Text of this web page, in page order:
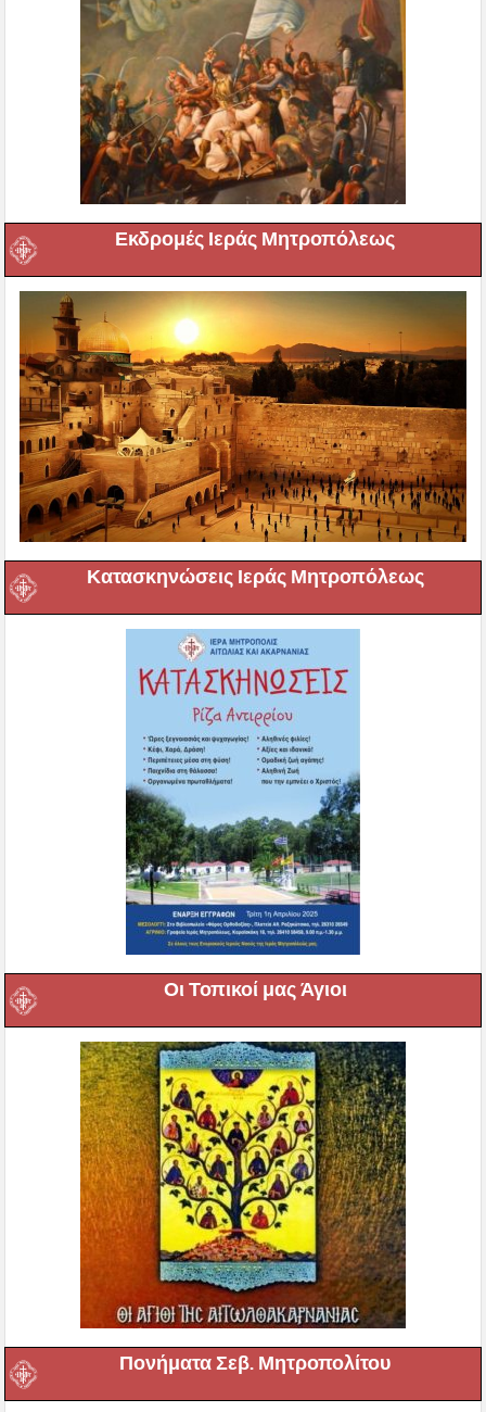
Εκδρομές Ιεράς Μητροπόλεως
Κατασκηνώσεις Ιεράς Μητροπόλεως
Οι Τοπικοί μας Άγιοι
Πονήματα Σεβ. Μητροπολίτου